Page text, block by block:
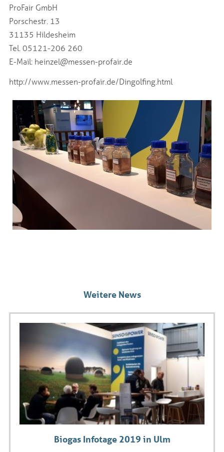
ProFair GmbH
Porschestr. 13
31135 Hildesheim
Tel. 05121-206 260
E-Mail: heinzel@messen-profair.de
http://www.messen-profair.de/Dingolfing.html
Weitere News
Biogas Infotage 2019 in Ulm